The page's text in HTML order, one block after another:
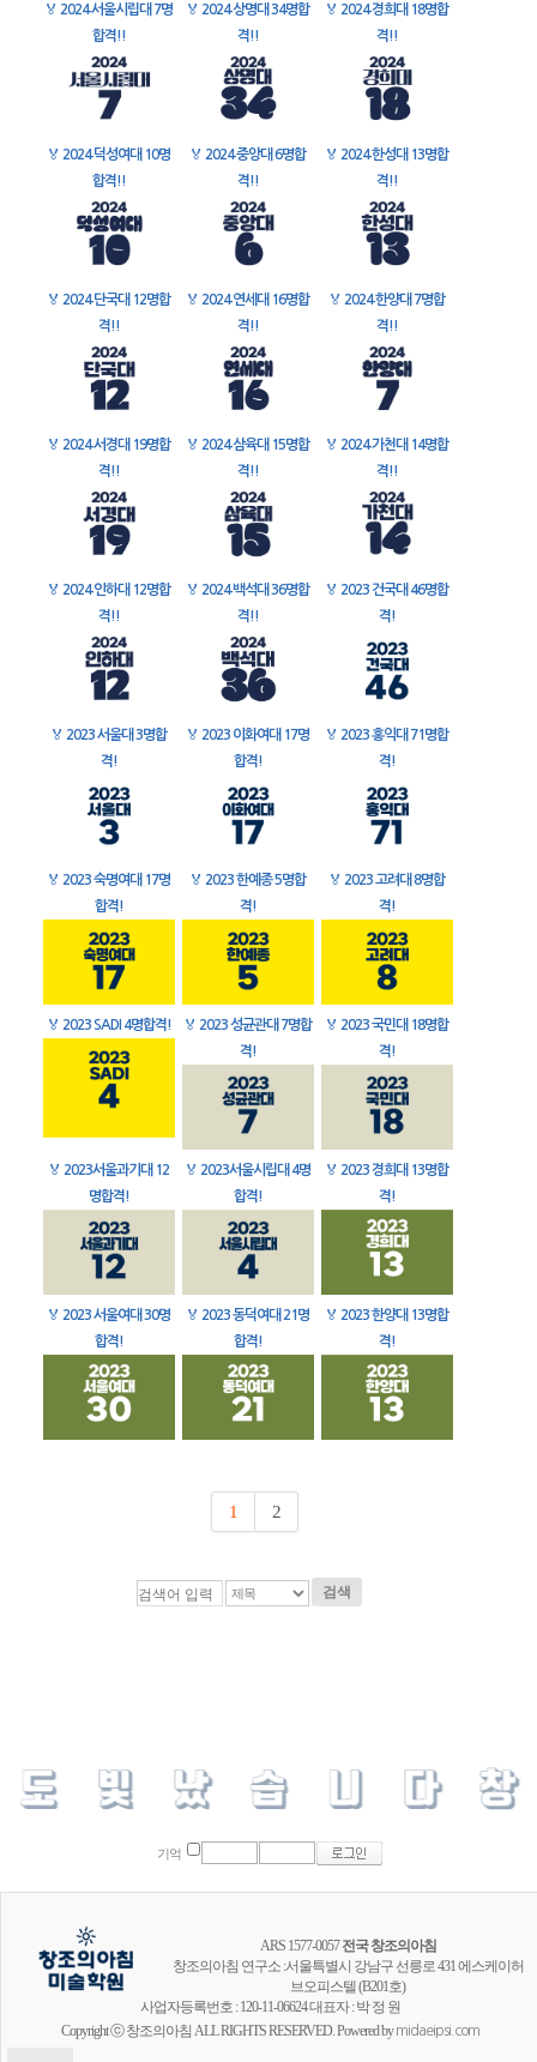
🏅 2024 서울시립대 7명
합격!!
🏅 2024 상명대 34명합
격!!
🏅 2024 경희대 18명합
격!!
🏅 2024 덕성여대 10명
합격!!
🏅 2024 중앙대 6명합
격!!
🏅 2024 한성대 13명합
격!!
🏅 2024 단국대 12명합
격!!
🏅 2024 연세대 16명합
격!!
🏅 2024 한양대 7명합
격!!
🏅 2024 서경대 19명합
격!!
🏅 2024 삼육대 15명합
격!!
🏅 2024 가천대 14명합
격!!
🏅 2024 인하대 12명합
격!!
🏅 2024 백석대 36명합
격!!
🏅 2023 건국대 46명합
격!
🏅 2023 서울대 3명합
격!
🏅 2023 이화여대 17명
합격!
🏅 2023 홍익대 71명합
격!
🏅 2023 숙명여대 17명
합격!
🏅 2023 한예종 5명합
격!
🏅 2023 고려대 8명합
격!
🏅 2023 SADI 4명합격! 🏅 2023 성균관대 7명합
격!
🏅 2023 국민대 18명합
격!
🏅 2023서울과기대 12
명합격!
🏅 2023서울시립대 4명
합격!
🏅 2023 경희대 13명합
격!
🏅 2023 서울여대 30명
합격!
🏅 2023 동덕여대 21명
합격!
🏅 2023 한양대 13명합
격!
1 2
검색
기억
ARS 1577-0057전국 창조의아침
창조의아침 연구소 :서울특별시 강남구 선릉로 431 에스케이허
브오피스텔 (B201호)
사업자등록번호 : 120-11-06624 대표자 : 박 정 원
Copyright ⓒ 창조의아침 ALL RIGHTS RESERVED. Powered bymidaeipsi.com